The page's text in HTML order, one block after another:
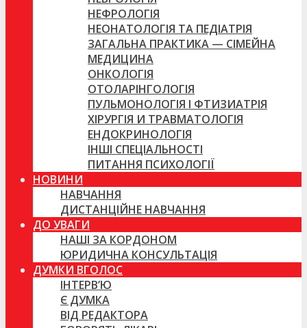
НЕФРОЛОГІЯ
НЕОНАТОЛОГІЯ ТА ПЕДІАТРІЯ
ЗАГАЛЬНА ПРАКТИКА — СІМЕЙНА
МЕДИЦИНА
ОНКОЛОГІЯ
ОТОЛАРІНГОЛОГІЯ
ПУЛЬМОНОЛОГІЯ І ФТИЗИАТРІЯ
ХІРУРГІЯ И ТРАВМАТОЛОГІЯ
ЕНДОКРИНОЛОГІЯ
ІНШІ СПЕЦІАЛЬНОСТІ
ПИТАННЯ ПСИХОЛОГІЇ
НОВИНИ
НАВЧАННЯ
ДИСТАНЦІЙНЕ НАВЧАННЯ
ДО УВАГИ
НАШІ ЗА КОРДОНОМ
ЮРИДИЧНА КОНСУЛЬТАЦІЯ
ДУМКИ ВГОЛОС
ІНТЕРВ’Ю
Є ДУМКА
ВІД РЕДАКТОРА